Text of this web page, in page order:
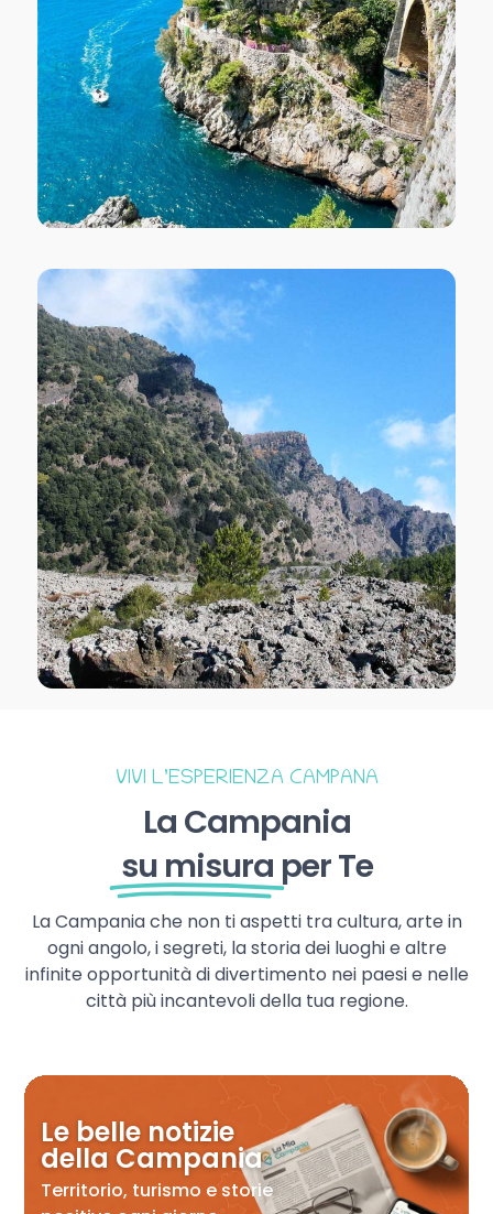
VIVI L’ESPERIENZA CAMPANA
La Campania
su misura per Te
La Campania che non ti aspetti tra cultura, arte in
ogni angolo, i segreti, la storia dei luoghi e altre
infinite opportunità di divertimento nei paesi e nelle
città più incantevoli della tua regione.
Le belle notizie
della Campania
Territorio, turismo e storie